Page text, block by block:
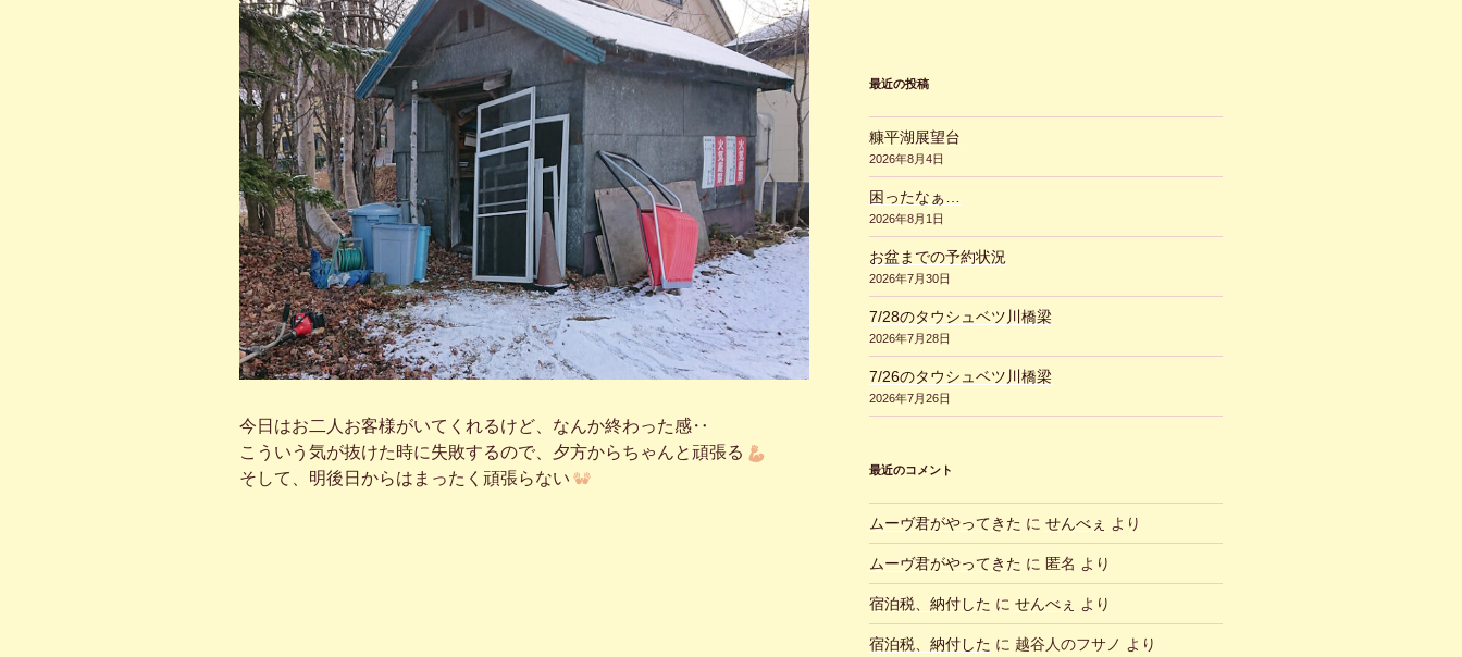
今日はお二人お客様がいてくれるけど、なんか終わった感‥
こういう気が抜けた時に失敗するので、夕方からちゃんと頑張る
そして、明後日からはまったく頑張らない
最近の投稿
糠平湖展望台
2026年8月4日
困ったなぁ…
2026年8月1日
お盆までの予約状況
2026年7月30日
7/28のタウシュベツ川橋梁
2026年7月28日
7/26のタウシュベツ川橋梁
2026年7月26日
最近のコメント
ムーヴ君がやってきた に せんべぇ より
ムーヴ君がやってきた に 匿名 より
宿泊税、納付した に せんべぇ より
宿泊税、納付した に 越谷人のフサノ より